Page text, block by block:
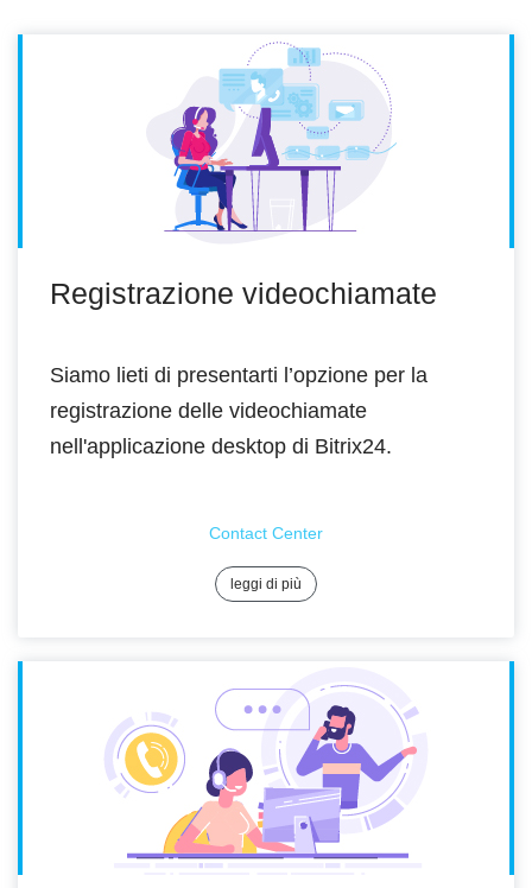
Registrazione videochiamate
Siamo lieti di presentarti l’opzione per la
registrazione delle videochiamate
nell'applicazione desktop di Bitrix24.
leggi di più
Contact Center